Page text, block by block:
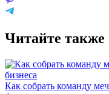
Читайте также
Как собрать команду